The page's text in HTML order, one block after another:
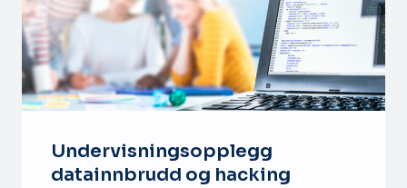
Undervisningsopplegg
datainnbrudd og hacking